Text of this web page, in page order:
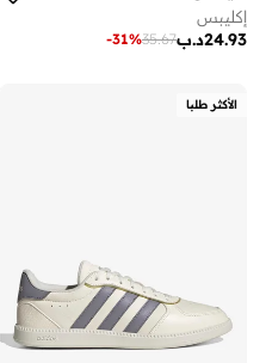
إكليبس
د.ب24.93
35.67
-31%
الأكثر طلبا